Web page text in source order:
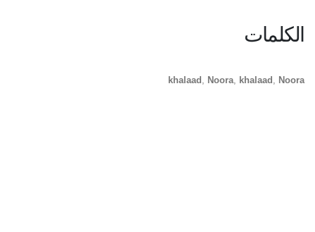
الكلمات
khalaad Noora khalaad Noora